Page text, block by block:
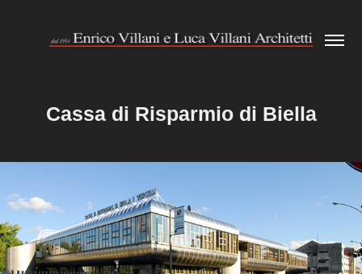
Cassa di Risparmio di Biella